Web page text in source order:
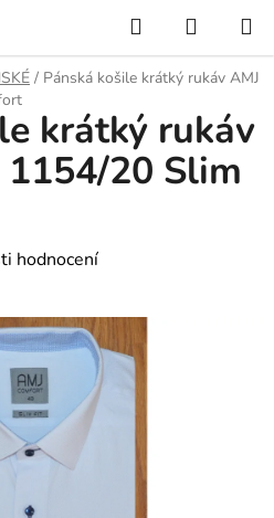
Hledat
KOŠÍK
/ Pánská košile krátký rukáv AMJ
krátký rukáv
1154/20 Slim
hodnocení